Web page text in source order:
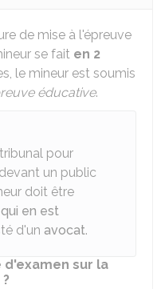
de mise à l'épreuve
se fait en 2
le mineur est soumis
éducative.
pour
un public
doit être
en est
d'un avocat.
sur la